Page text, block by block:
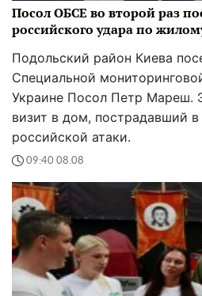
Посол ОБСЕ во второй раз
российского удара по
Подольский район Киева
Специальной
Украине Посол Петр Мареш.
визит в дом, пострадавший в
российской атаки.
09:40 08.08